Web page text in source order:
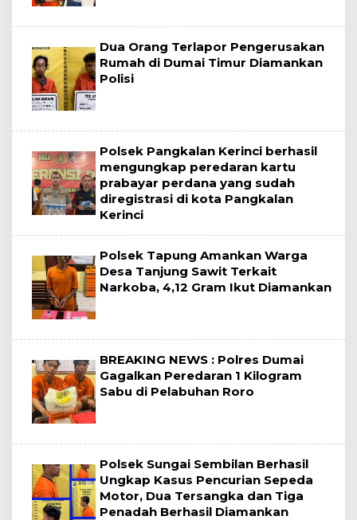
Dua Orang Terlapor Pengerusakan
Rumah di Dumai Timur Diamankan
Polisi
Polsek Pangkalan Kerinci berhasil
mengungkap peredaran kartu
prabayar perdana yang sudah
diregistrasi di kota Pangkalan
Kerinci
Polsek Tapung Amankan Warga
Desa Tanjung Sawit Terkait
Narkoba, 4,12 Gram Ikut Diamankan
BREAKING NEWS : Polres Dumai
Gagalkan Peredaran 1 Kilogram
Sabu di Pelabuhan Roro
Polsek Sungai Sembilan Berhasil
Ungkap Kasus Pencurian Sepeda
Motor, Dua Tersangka dan Tiga
Penadah Berhasil Diamankan